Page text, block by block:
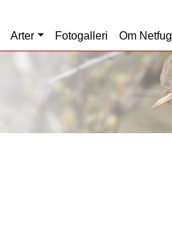
Arter Fotogalleri Om Netfugl